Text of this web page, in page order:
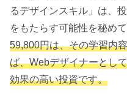
るデザインスキル」は、
をもたらす可能性を秘めて
59,800円は、その学習内
ば、Webデザイナーとし
効果の高い投資です。